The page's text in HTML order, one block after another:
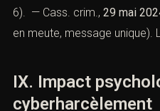
6). — Cass. crim., 29 mai
en meute, message unique).
IX. Impact
cyberharcèlement